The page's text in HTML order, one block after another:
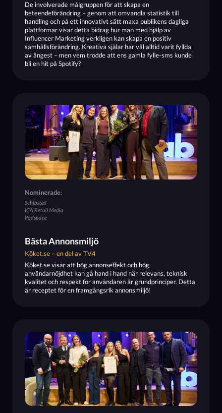
De involverade målgruppen för att skapa en
beteendeförändring – genom att omvandla statistik till
handling och på ett innovativt sätt maxa publikens dagliga
plattformar visar detta bidrag hur man med hjälp av
Influencer Marketing verkligen kan skapa en positiv
samhällsförändring. Kreativa själar har väl alltid varit fyllda
av ångest – men vem trodde att ens gamla fylle-sms kunde
bli en hit på Spotify?
Nominerade:
Schibsted
ICA Retail Media
Podspace
Bästa Annonsmiljö
Köket.se – en del av TV4
Köket.se visar att hög annonseffekt och hög
användarnöjdhet kan gå hand i hand när relevans, teknisk
kvalitet och respekt för användaren är grundprinciper. Detta
är receptet för en framgångsrik annonsmiljö!